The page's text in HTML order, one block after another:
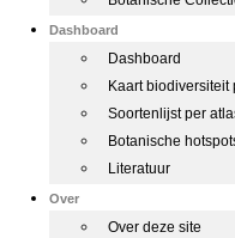
Dashboard
Dashboard
Kaart biodiversiteit
Soortenlijst per
Botanische
Literatuur
Over
Over deze site